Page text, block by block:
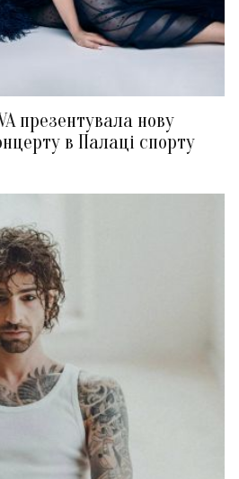
презентувала нову
в Палаці спорту